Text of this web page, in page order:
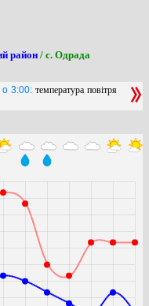
район / с. Одрада
о 3:00:температура повітря